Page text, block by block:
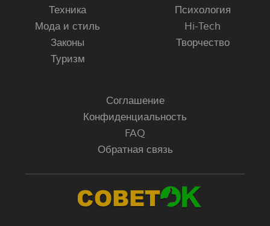
Техника
Мода и стиль
Законы
Туризм
Психология
Hi-Tech
Творчество
Соглашение
Конфиденциальность
FAQ
Обратная связь